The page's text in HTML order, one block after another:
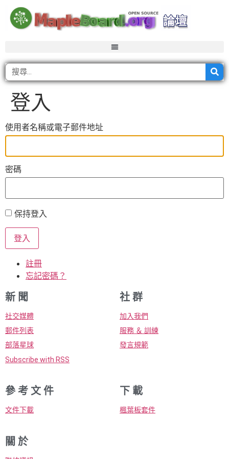
登入
使用者名稱或電子郵件地址
密碼
保持登入
登入
註冊
忘記密碼？
新 聞
社交媒體
郵件列表
部落星球
Subscribe with RSS
社 群
加入我們
服務 ＆ 訓練
發言規範
參 考 文 件
文件下載
下 載
楓葉板套件
關 於